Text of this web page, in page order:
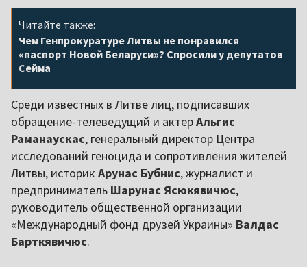
Читайте также:
Чем Генпрокуратуре Литвы не понравился
«паспорт Новой Беларуси»? Спросили у депутатов
Сейма
Среди известных в Литве лиц, подписавших
обращение-телеведущий и актерАльгис
Раманаускас, генеральный директор Центра
исследований геноцида и сопротивления жителей
Литвы, историк Арунас Бубнис, журналист и
предприниматель Шарунас Ясюкявичюс,
руководитель общественной организации
«Международный фонд друзей Украины» Валдас
Барткявичюс.